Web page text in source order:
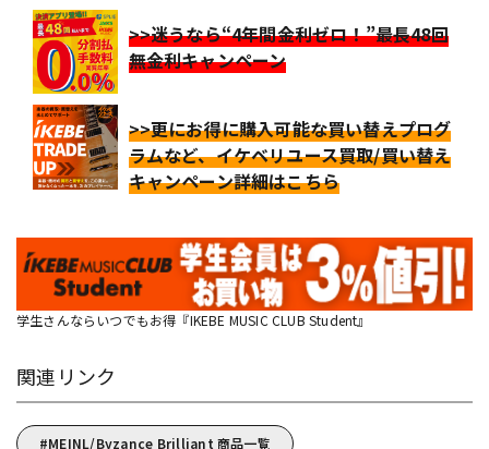
>>迷うなら“4年間金利ゼロ！”最長48回
無金利キャンペーン
>>更にお得に購入可能な買い替えプログ
ラムなど、イケベリユース買取/買い替え
キャンペーン詳細はこちら
学生さんならいつでもお得『IKEBE MUSIC CLUB Student』
関連リンク
MEINL/Byzance Brilliant 商品一覧